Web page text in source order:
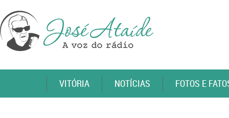
VITÓRIA NOTÍCIAS FOTOS E